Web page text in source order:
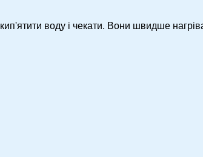
кип'ятити воду і чекати. Вони швидше